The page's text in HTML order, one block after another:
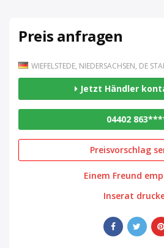
Preis anfragen
WIEFELSTEDE, NIEDERSACHSEN, DE
Jetzt Händler
04402
Preisvorschlag
Einem Freund
Inserat